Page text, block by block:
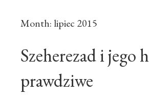
Month: lipiec 2015
Szeherezad i jego
prawdziwe